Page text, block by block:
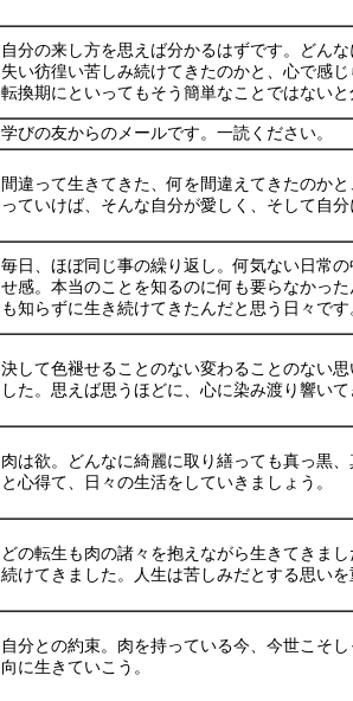
自分の来し方を思えば分かるはずです。どん
失い彷徨い苦しみ続けてきたのかと、心で感
転換期にといってもそう簡単なことではない
学びの友からのメールです。一読ください。
間違って生きてきた、何を間違えてきたのか
っていけば、そんな自分が愛しく、そして自
毎日、ほぼ同じ事の繰り返し。何気ない日常
せ感。本当のことを知るのに何も要らなかっ
も知らずに生き続けてきたんだと思う日々です
決して色褪せることのない変わることのない
した。思えば思うほどに、心に染み渡り響い
肉は欲。どんなに綺麗に取り繕っても真っ黒
と心得て、日々の生活をしていきましょう。
どの転生も肉の諸々を抱えながら生きてきま
続けてきました。人生は苦しみだとする思い
自分との約束。肉を持っている今、今世こそ
向に生きていこう。